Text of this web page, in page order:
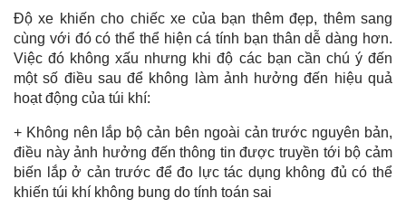
Độ xe khiến cho chiếc xe của bạn thêm đẹp, thêm sang
cùng với đó có thể thể hiện cá tính bạn thân dễ dàng hơn.
Việc đó không xấu nhưng khi độ các bạn cần chú ý đến
một số điều sau để không làm ảnh hưởng đến hiệu quả
hoạt động của túi khí:
+ Không nên lắp bộ cản bên ngoài cản trước nguyên bản,
điều này ảnh hưởng đến thông tin được truyền tới bộ cảm
biến lắp ở cản trước để đo lực tác dụng không đủ có thể
khiến túi khí không bung do tính toán sai